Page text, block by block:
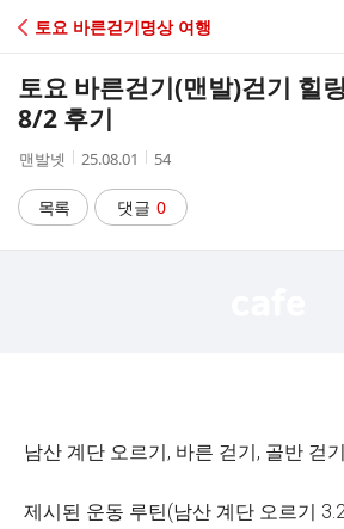
C
토요 바른걷기명상 여행
토요 바른걷기(맨발)걷기 힐
8/2 후기
작
자
맨발넷
작
시
간
25.08.01
조
수
54
목록 댓글 0
남산 계단 오르기, 바른 걷기, 골반 걷
제시된 운동 루틴(남산 계단 오르기